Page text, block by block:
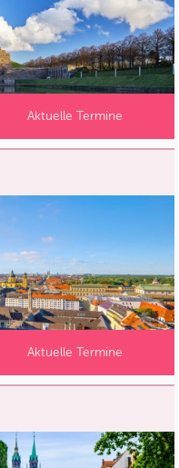
Aktuelle Termine
Aktuelle Termine